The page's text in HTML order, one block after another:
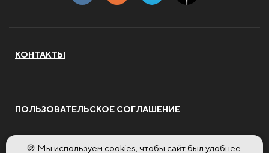
КОНТАКТЫ
ПОЛЬЗОВАТЕЛЬСКОЕ СОГЛАШЕНИЕ
🍪 Мы используем cookies, чтобы сайт был удобнее.